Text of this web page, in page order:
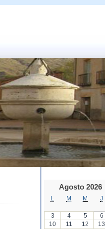
Agosto 2026
M M J
3
4 5 6
10
11 12 13